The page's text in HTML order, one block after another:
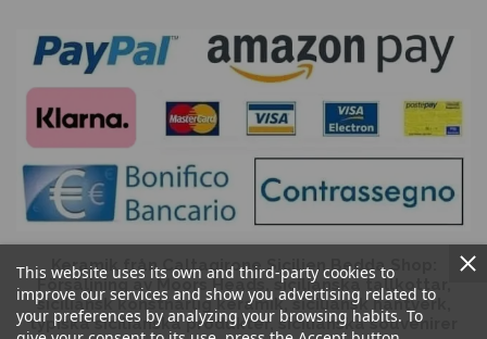
This website uses its own and third-party cookies to
improve our services and show you advertising related to
your preferences by analyzing your browsing habits. To
Keramik från Caltagirone Sicilien Bedda Shop:
Försäljning av Moors Heads, sicilianska tallkottar,
siciliansk konstnärlig keramik, siciliansk hantverk,
typiska sicilianska produkter, sicilianska souvenirer